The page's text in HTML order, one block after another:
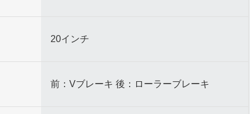
20インチ
前：Vブレーキ 後：ローラーブレーキ